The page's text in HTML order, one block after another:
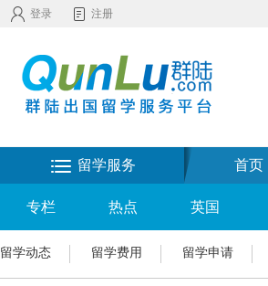
登录 注册
留学服务 首页
专栏 热点 英国
留学动态 留学费用 留学申请